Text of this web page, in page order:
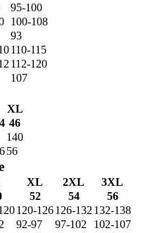
95-100
100-108
93
110-115
112-120
107
XL
46
140
56
XL 2XL
3XL
52 54
56
120-126126-132 132-138
92-97 97-102 102-107